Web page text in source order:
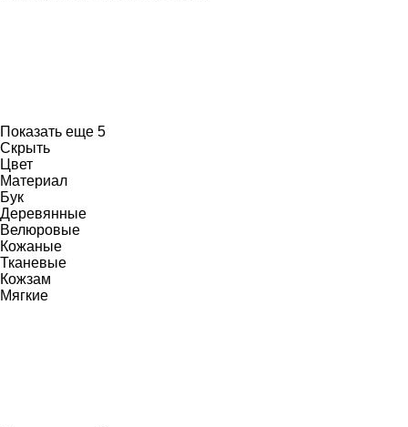
Показать еще 5
Скрыть
Цвет
Материал
Бук
Деревянные
Велюровые
Кожаные
Тканевые
Кожзам
Мягкие